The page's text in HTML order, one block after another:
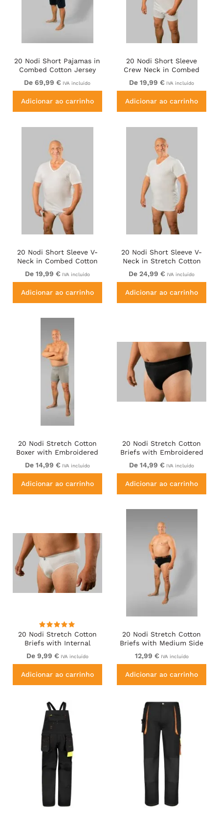
20 Nodi Short Pajamas in
Combed Cotton Jersey
Blue/Black
De 69,99 € IVA incluído
Adicionar ao carrinho
20 Nodi Short Sleeve
Crew Neck in Combed
Cotton Jersey White
De 19,99 € IVA incluído
Adicionar ao carrinho
20 Nodi Short Sleeve V-
Neck in Combed Cotton
Jersey White
De 19,99 € IVA incluído
Adicionar ao carrinho
20 Nodi Short Sleeve V-
Neck in Stretch Cotton
White
De 24,99 € IVA incluído
Adicionar ao carrinho
20 Nodi Stretch Cotton
Boxer with Embroidered
Long Leg Grey
De 14,99 € IVA incluído
Adicionar ao carrinho
20 Nodi Stretch Cotton
Briefs with Embroidered
Side Label Black
De 14,99 € IVA incluído
Adicionar ao carrinho
20 Nodi Stretch Cotton
Briefs with Internal
Elastic Band and Low
Rise White
De 9,99 € IVA incluído
Adicionar ao carrinho
20 Nodi Stretch Cotton
Briefs with Medium Side
Cut Black
12,99 € IVA incluído
Adicionar ao carrinho